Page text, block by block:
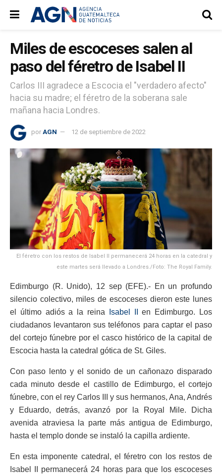
Miles de escoceses salen al
paso del féretro de Isabel II
Carlos III agradece a Escocia el "verdadero afecto"
hacia su madre; el féretro de la soberana sale
mañana hacia Londres.
por AGN 12 de septiembre de 2022
El féretro con los restos de Isabel II permanecerá 24 horas en la catedral y
este martes será llevado a Londres./Foto: The Royal Family.
Edimburgo (R. Unido), 12 sep (EFE).- En un profundo
silencio colectivo, miles de escoceses dieron este lunes
el último adiós a la reina Isabel II
en Edimburgo. Los
ciudadanos levantaron sus teléfonos para captar el paso
del cortejo fúnebre por el casco histórico de la capital de
Escocia hasta la catedral gótica de St. Giles.
Con paso lento y el sonido de un cañonazo disparado
cada minuto desde el castillo de Edimburgo, el cortejo
fúnebre, con el rey Carlos III y sus hermanos, Ana, Andrés
y Eduardo, detrás, avanzó por la Royal Mile. Dicha
avenida atraviesa la parte más antigua de Edimburgo,
hasta el templo donde se instaló la capilla ardiente.
En esta imponente catedral, el féretro con los restos de
Isabel II permanecerá 24 horas para que los escoceses